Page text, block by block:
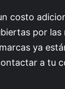
costo
por
ya
a tu